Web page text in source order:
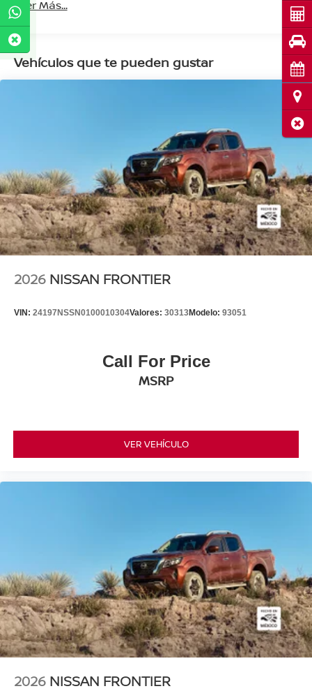
Leer Más...
Vehículos que te pueden gustar
2026 NISSAN FRONTIER
VIN: 24197NSSN0100010304Valores: 30313Modelo: 93051
Call For Price
MSRP
VER VEHÍCULO
2026 NISSAN FRONTIER